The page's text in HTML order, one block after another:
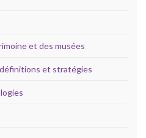
et des musées
et stratégies